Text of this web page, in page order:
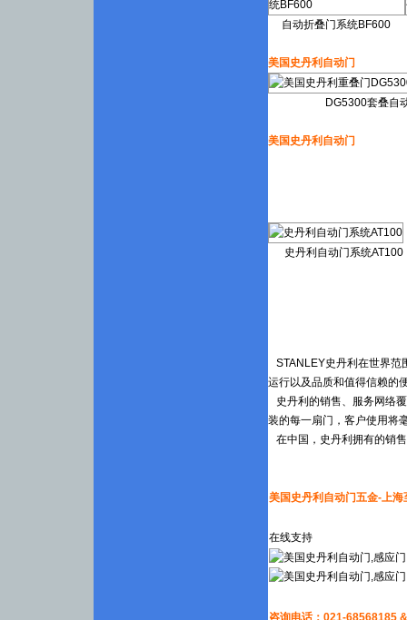
自动折叠门系统BF600
美国史丹利自动门
DG5300套叠自
美国史丹利自动门
史丹利自动门系统AT100
STANLEY史丹利在世界范
运行以及品质和值得信赖的
史丹利的销售、服务网络
装的每一扇门，客户使用将
在中国，史丹利拥有的销
美国史丹利自动门五金-上
在线支持
咨询电话：021-68568185